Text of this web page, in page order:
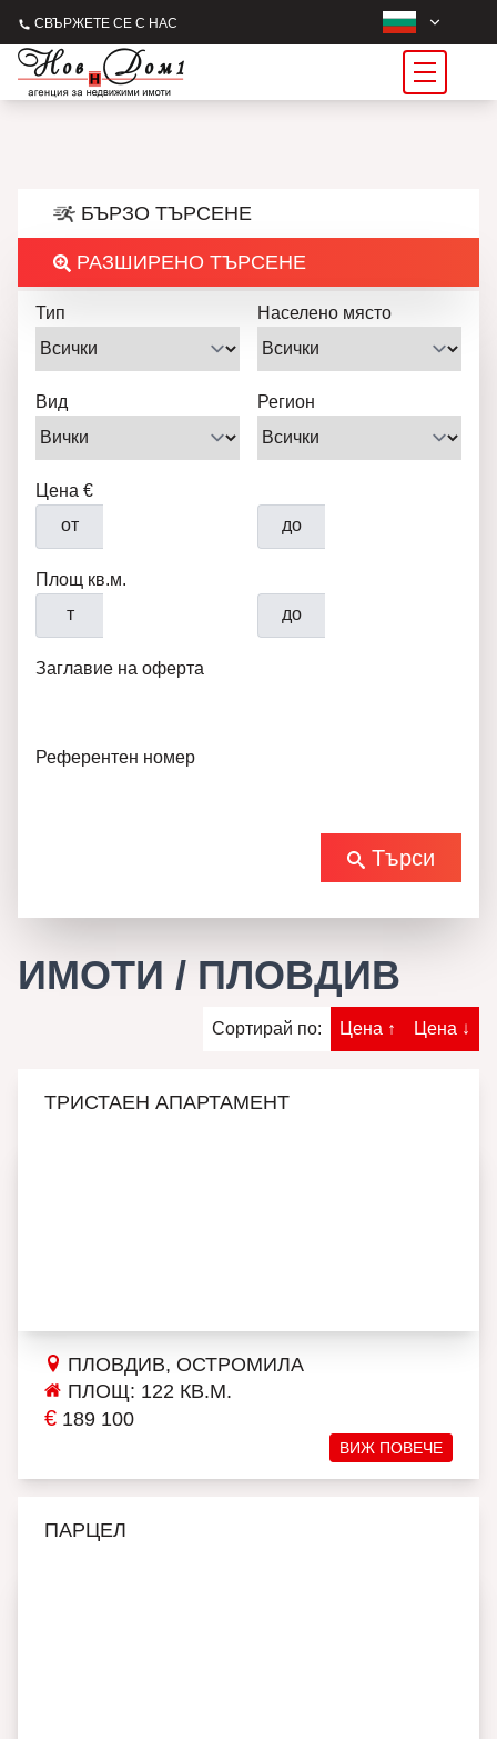
СВЪРЖЕТЕ СЕ С НАС
БЪРЗО ТЪРСЕНЕ
РАЗШИРЕНО ТЪРСЕНЕ
Тип Населено място
Вид Регион
Цена €
от
до
Площ кв.м.
т
до
Заглавие на оферта
Референтен номер
Търси
ИМОТИ / ПЛОВДИВ
Сортирай по: Цена ↑ Цена ↓
ТРИСТАЕН АПАРТАМЕНТ
ПЛОВДИВ, ОСТРОМИЛА
ПЛОЩ: 122 КВ.М.
€ 189 100
ВИЖ ПОВЕЧЕ
ПАРЦЕЛ